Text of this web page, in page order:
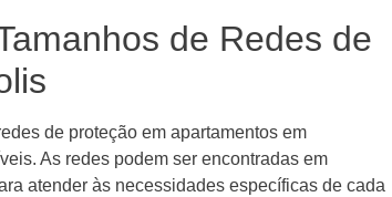
de Redes de
de proteção em apartamentos em
As redes podem ser encontradas em
atender às necessidades específicas de cada